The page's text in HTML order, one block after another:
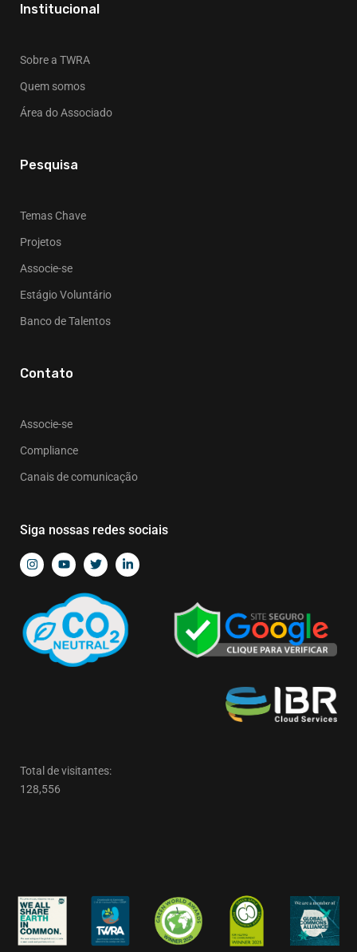
Institucional
Sobre a TWRA
Quem somos
Área do Associado
Pesquisa
Temas Chave
Projetos
Associe-se
Estágio Voluntário
Banco de Talentos
Contato
Associe-se
Compliance
Canais de comunicação
Siga nossas redes sociais
Total de visitantes:
128,556